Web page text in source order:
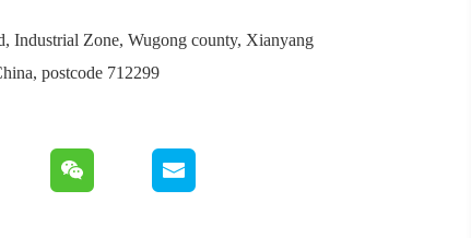
Industrial Zone, Wugong county, Xianyang
postcode 712299